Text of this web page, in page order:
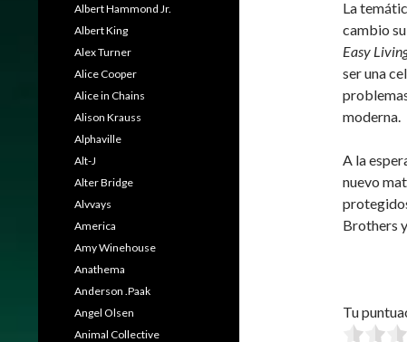
La
cambio
Easy
ser una
moderna.
A la
nuevo
Brothers
Tu
Albert Hammond Jr.
Albert King
Alex Turner
Alice Cooper
Alice in Chains
Alison Krauss
Alphaville
Alt-J
Alter Bridge
Alvvays
America
Amy Winehouse
Anathema
Anderson .Paak
Angel Olsen
Animal Collective